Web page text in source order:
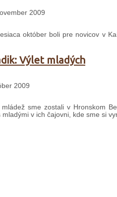
2009
október boli pre novicov v
Výlet mladých
2009
sme zostali v Hronskom
v ich čajovni, kde sme si